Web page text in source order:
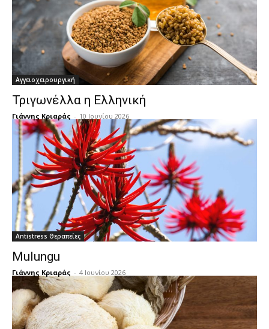
Αγγειοχειρουργική
Τριγωνέλλα η Ελληνική
Γιάννης Κριαράς - 10 Ιουνίου 2026
Antistress Θεραπείες
Mulungu
Γιάννης Κριαράς - 4 Ιουνίου 2026